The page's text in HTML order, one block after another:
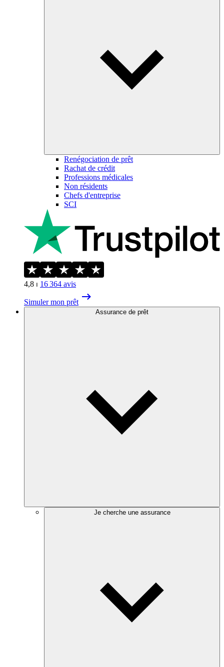
Renégociation de prêt
Rachat de crédit
Professions médicales
Non résidents
Chefs d'entreprise
SCI
4,8 ⏐ 16 364 avis
Simuler mon prêt
Assurance de prêt
Je cherche une assurance